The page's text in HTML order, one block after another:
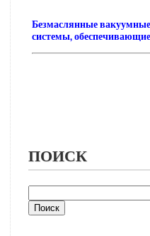
Безмаслянные
системы,
ПОИСК